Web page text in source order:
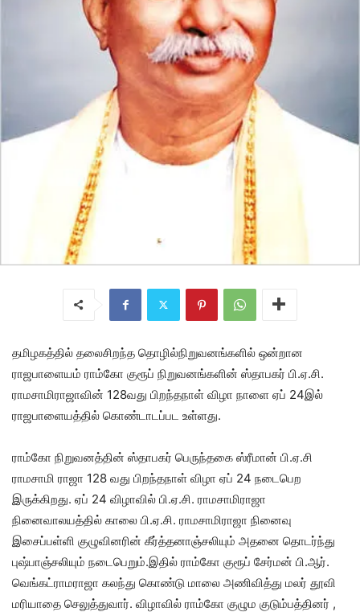
தமிழகத்தில் தலைசிறந்த தொழில்நிறுவனங்களில் ஒன்றான
ராஜபாளையம் ராம்கோ குரூப் நிறுவனங்களின் ஸ்தாபகர் பி.ஏ.சி.
ராமசாமிராஜாவின் 128வது பிறந்தநாள் விழா நாளை ஏப் 24இல்
ராஜபாளையத்தில் கொண்டாடப்பட உள்ளது.
ராம்கோ நிறுவனத்தின் ஸ்தாபகர் பெருந்தகை ஸ்ரீமான் பி.ஏ.சி
ராமசாமி ராஜா 128 வது பிறந்தநாள் விழா ஏப் 24 நடைபெற
இருக்கிறது. ஏப் 24 விழாவில் பி.ஏ.சி. ராமசாமிராஜா
நினைவாலயத்தில் காலை பி.ஏ.சி. ராமசாமிராஜா நினைவு
இசைப்பள்ளி குழுவினரின் கீர்த்தனாஞ்சலியும் அதனை தொடர்ந்து
புஷ்பாஞ்சலியும் நடைபெறும்.இதில் ராம்கோ குரூப் சேர்மன் பி.ஆர்.
வெங்கட்ராமராஜா கலந்து கொண்டு மாலை அணிவித்து மலர் தூவி
மரியாதை செலுத்துவார். விழாவில் ராம்கோ குழும குடும்பத்தினர் ,